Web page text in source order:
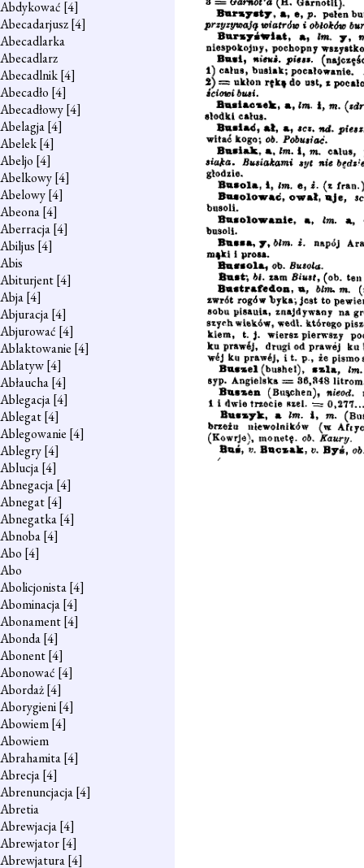
Abdykować [4]
Abecadarjusz[4]
Abecadlarka
Abecadlarz
Abecadlnik[4]
Abecadło [4]
Abecadłowy[4]
Abelagja[4]
Abelek[4]
Abeljo [4]
Abelkowy[4]
Abelowy[4]
Abeona[4]
Aberracja[4]
Abiljus [4]
Abis
Abiturjent[4]
Abja[4]
Abjuracja[4]
Abjurować [4]
Ablaktowanie [4]
Ablatyw[4]
Abłaucha[4]
Ablegacja[4]
Ablegat[4]
Ablegowanie [4]
Ablegry[4]
Ablucja[4]
Abnegacja[4]
Abnegat[4]
Abnegatka[4]
Abnoba[4]
Abo [4]
Abo
Abolicjonista[4]
Abominacja[4]
Abonament[4]
Abonda[4]
Abonent[4]
Abonować [4]
Abordaż[4]
Aborygieni[4]
Abowiem[4]
Abowiem
Abrahamita[4]
Abrecja[4]
Abrenuncjacja[4]
Abretia
Abrewjacja[4]
Abrewjator[4]
Abrewjatura[4]